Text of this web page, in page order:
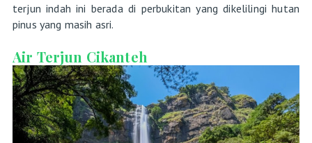
terjun indah ini berada di perbukitan yang dikelilingi hutan
pinus yang masih asri.
Air Terjun Cikanteh